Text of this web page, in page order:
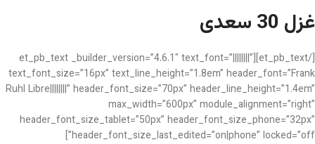
غزل 30 سعدی
[/et_pb_text][et_pb_text _builder_version=”4.6.1″ text_font=”||||||||”
text_font_size=”16px” text_line_height=”1.8em” header_font=”Frank
Ruhl Libre||||||||” header_font_size=”70px” header_line_height=”1.4em”
max_width=”600px” module_alignment=”right”
header_font_size_tablet=”50px” header_font_size_phone=”32px”
header_font_size_last_edited=”on|phone” locked=”off”]